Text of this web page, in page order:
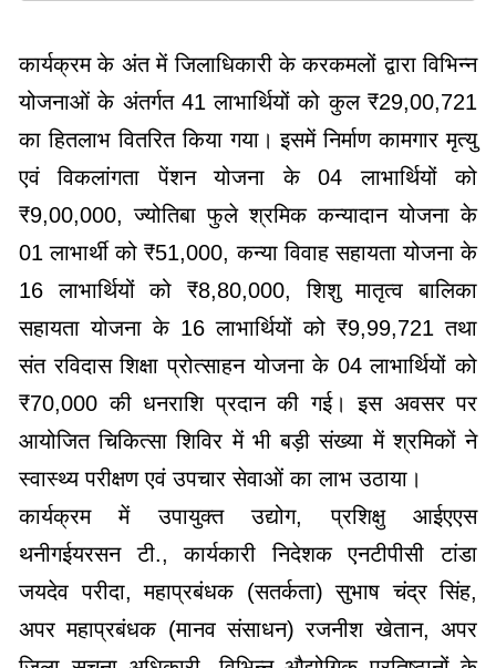
कार्यक्रम के अंत में जिलाधिकारी के करकमलों द्वारा विभिन्न
योजनाओं के अंतर्गत 41 लाभार्थियों को कुल ₹29,00,721
का हितलाभ वितरित किया गया। इसमें निर्माण कामगार मृत्यु
एवं विकलांगता पेंशन योजना के 04 लाभार्थियों को
₹9,00,000, ज्योतिबा फुले श्रमिक कन्यादान योजना के
01 लाभार्थी को ₹51,000, कन्या विवाह सहायता योजना के
16 लाभार्थियों को ₹8,80,000, शिशु मातृत्व बालिका
सहायता योजना के 16 लाभार्थियों को ₹9,99,721 तथा
संत रविदास शिक्षा प्रोत्साहन योजना के 04 लाभार्थियों को
₹70,000 की धनराशि प्रदान की गई। इस अवसर पर
आयोजित चिकित्सा शिविर में भी बड़ी संख्या में श्रमिकों ने
स्वास्थ्य परीक्षण एवं उपचार सेवाओं का लाभ उठाया।
कार्यक्रम में उपायुक्त उद्योग, प्रशिक्षु आईएएस
थनीगईयरसन टी., कार्यकारी निदेशक एनटीपीसी टांडा
जयदेव परीदा, महाप्रबंधक (सतर्कता) सुभाष चंद्र सिंह,
अपर महाप्रबंधक (मानव संसाधन) रजनीश खेतान, अपर